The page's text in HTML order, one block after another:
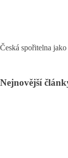
Česká spořitelna
Nejnovější